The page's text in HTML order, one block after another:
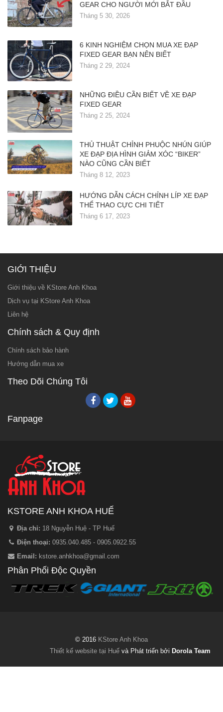
GEAR CHO NGƯỜI MỚI BẮT ĐẦU
Tháng 5 30, 2026
6 KINH NGHIỆM CHỌN MUA XE ĐẠP
FIXED GEAR BẠN NÊN BIẾT
Tháng 2 29, 2024
NHỮNG ĐIỀU CẦN BIẾT VỀ XE ĐẠP
FIXED GEAR
Tháng 2 25, 2024
THỦ THUẬT CHỈNH PHUỘC NHÚN GIÚP
XE ĐẠP ĐỊA HÌNH GIẢM XÓC “BIKER”
NÀO CŨNG CẦN BIẾT
Tháng 8 12, 2023
HƯỚNG DẪN CÁCH CHỈNH LÍP XE ĐẠP
THỂ THAO CỰC CHI TIẾT
Tháng 6 17, 2023
GIỚI THIỆU
Giới thiệu về KStore Anh Khoa
Dịch vụ tại KStore Anh Khoa
Liên hệ
Chính sách & Quy định
Chính sách bảo hành
Hướng dẫn mua xe
Theo Dõi Chúng Tôi
Fanpage
KSTORE ANH KHOA HUẾ
Địa chỉ: 18 Nguyễn Huệ - TP Huế
Điện thoại: 0935.040.485 - 0905.0922.55
Email: kstore.anhkhoa@gmail.com
Phân Phối Độc Quyền
© 2016 KStore Anh Khoa
Thiết kế website tại Huế và Phát triển bởi Dorola Team